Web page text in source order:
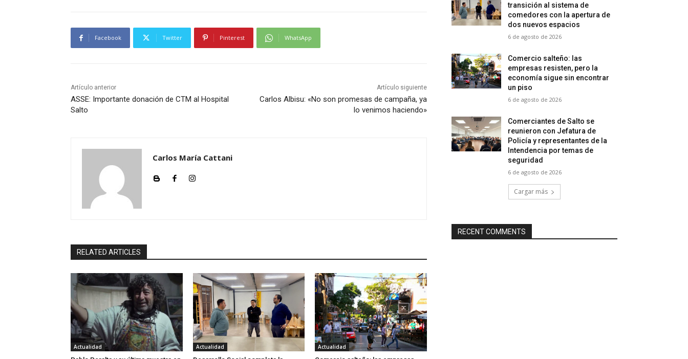
Facebook Twitter Pinterest WhatsApp
Artículo anterior
ASSE: Importante donación de CTM al Hospital
Salto
Artículo siguiente
Carlos Albisu: «No son promesas de campaña, ya
lo venimos haciendo»
Carlos María Cattani
RELATED ARTICLES
Actualidad Actualidad Actualidad
transición al sistema de
comedores con la apertura de
dos nuevos espacios
6 de agosto de 2026
Comercio salteño: las
empresas resisten, pero la
economía sigue sin encontrar
un piso
6 de agosto de 2026
Comerciantes de Salto se
reunieron con Jefatura de
Policía y representantes de la
Intendencia por temas de
seguridad
6 de agosto de 2026
Cargar más
RECENT COMMENTS